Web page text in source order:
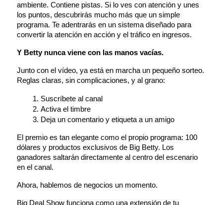
ambiente. Contiene pistas. Si lo ves con atención y unes
los puntos, descubrirás mucho más que un simple
programa. Te adentrarás en un sistema diseñado para
convertir la atención en acción y el tráfico en ingresos.
Y Betty nunca viene con las manos vacías.
Junto con el vídeo, ya está en marcha un pequeño sorteo.
Reglas claras, sin complicaciones, y al grano:
Suscríbete al canal
Activa el timbre
Deja un comentario y etiqueta a un amigo
El premio es tan elegante como el propio programa: 100
dólares y productos exclusivos de Big Betty. Los
ganadores saltarán directamente al centro del escenario
en el canal.
Ahora, hablemos de negocios un momento.
Big Deal Show funciona como una extensión de tu